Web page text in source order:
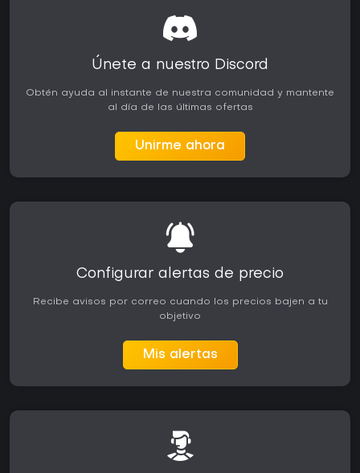
Únete a nuestro Discord
Obtén ayuda al instante de nuestra comunidad y mantente
al día de las últimas ofertas
Unirme ahora
Configurar alertas de precio
Recibe avisos por correo cuando los precios bajen a tu
objetivo
Mis alertas